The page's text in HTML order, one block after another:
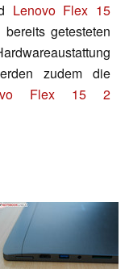
Lenovo Flex 15
getesteten
zudem die
Flex 15 2